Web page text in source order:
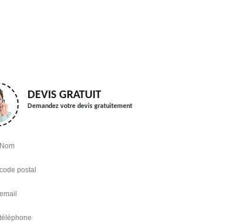
DEVIS GRATUIT
Demandez votre devis gratuitement